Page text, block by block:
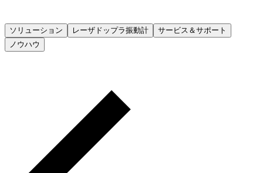
ソリューション レーザドップラ振動計
サービス＆サポート
ノウハウ